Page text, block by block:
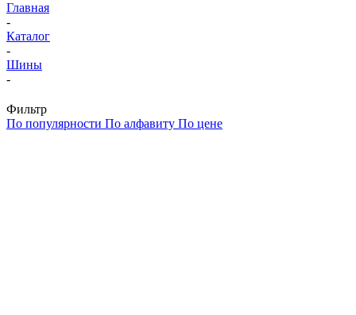
Главная
-
Каталог
-
Шины
-
Фильтр
По популярности По алфавиту По цене